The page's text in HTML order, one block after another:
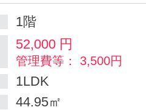
1階
52,000 円
管理費等： 3,500円
1LDK
44.95㎡